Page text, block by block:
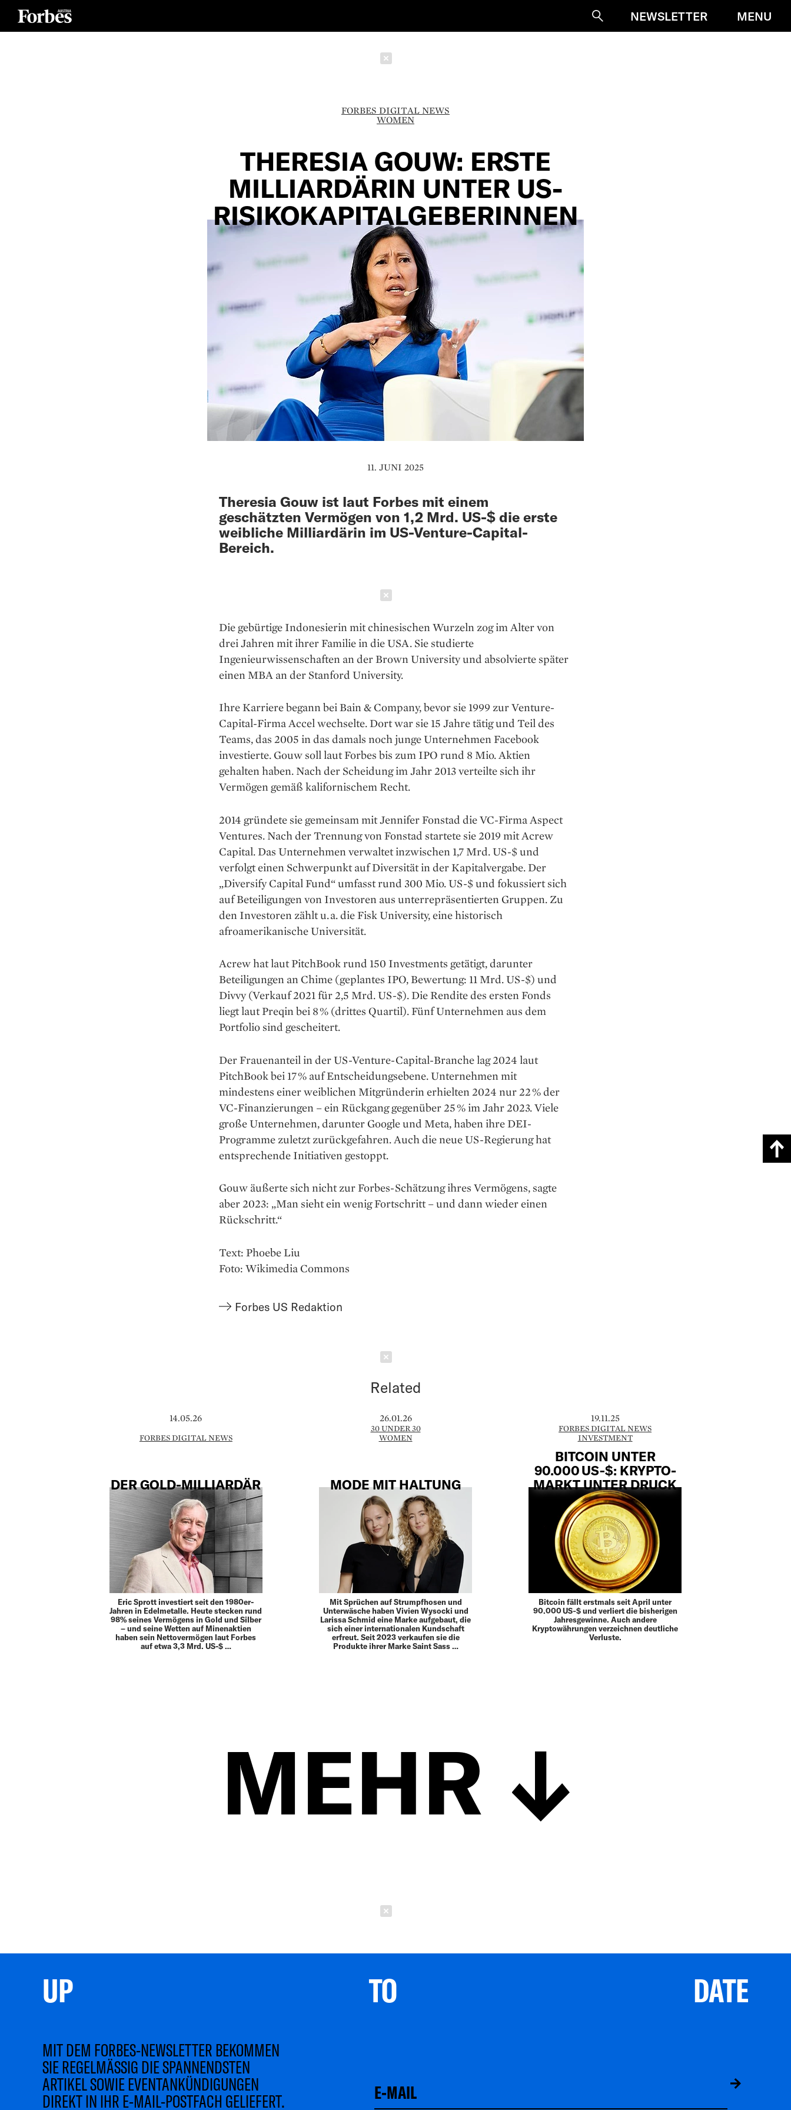
SucheNEWSLETTER MENU
FORBES DIGITAL NEWS
WOMEN
THERESIA GOUW: ERSTE
MILLIARDÄRIN UNTER US-
RISIKOKAPITALGEBERINNEN
11. JUNI 2025
Theresia Gouw ist laut Forbes mit einem
geschätzten Vermögen von 1,2 Mrd. US-$ die erste
weibliche Milliardärin im US-Venture-Capital-
Bereich.
Die gebürtige Indonesierin mit chinesischen Wurzeln zog im Alter von
drei Jahren mit ihrer Familie in die USA. Sie studierte
Ingenieurwissenschaften an der Brown University und absolvierte später
einen MBA an der Stanford University.
Ihre Karriere begann bei Bain & Company, bevor sie 1999 zur Venture-
Capital-Firma Accel wechselte. Dort war sie 15 Jahre tätig und Teil des
Teams, das 2005 in das damals noch junge Unternehmen Facebook
investierte. Gouw soll laut Forbes bis zum IPO rund 8 Mio. Aktien
gehalten haben. Nach der Scheidung im Jahr 2013 verteilte sich ihr
Vermögen gemäß kalifornischem Recht.
2014 gründete sie gemeinsam mit Jennifer Fonstad die VC-Firma Aspect
Ventures. Nach der Trennung von Fonstad startete sie 2019 mit Acrew
Capital. Das Unternehmen verwaltet inzwischen 1,7 Mrd. US-$ und
verfolgt einen Schwerpunkt auf Diversität in der Kapitalvergabe. Der
„Diversify Capital Fund“ umfasst rund 300 Mio. US-$ und fokussiert sich
auf Beteiligungen von Investoren aus unterrepräsentierten Gruppen. Zu
den Investoren zählt u. a. die Fisk University, eine historisch
afroamerikanische Universität.
Acrew hat laut PitchBook rund 150 Investments getätigt, darunter
Beteiligungen an Chime (geplantes IPO, Bewertung: 11 Mrd. US-$) und
Divvy (Verkauf 2021 für 2,5 Mrd. US-$). Die Rendite des ersten Fonds
liegt laut Preqin bei 8 % (drittes Quartil). Fünf Unternehmen aus dem
Portfolio sind gescheitert.
Der Frauenanteil in der US-Venture-Capital-Branche lag 2024 laut
PitchBook bei 17 % auf Entscheidungsebene. Unternehmen mit
mindestens einer weiblichen Mitgründerin erhielten 2024 nur 22 % der
VC-Finanzierungen – ein Rückgang gegenüber 25 % im Jahr 2023. Viele
große Unternehmen, darunter Google und Meta, haben ihre DEI-
Programme zuletzt zurückgefahren. Auch die neue US-Regierung hat
entsprechende Initiativen gestoppt.
Gouw äußerte sich nicht zur Forbes-Schätzung ihres Vermögens, sagte
aber 2023: „Man sieht ein wenig Fortschritt – und dann wieder einen
Rückschritt.“
Text: Phoebe Liu
Foto: Wikimedia Commons
Forbes US Redaktion
Related
14.05.26
FORBES DIGITAL NEWS
DER GOLD-MILLIARDÄR
Eric Sprott investiert seit den 1980er-
Jahren in Edelmetalle. Heute stecken rund
98% seines Vermögens in Gold und Silber
– und seine Wetten auf Minenaktien
haben sein Nettovermögen laut Forbes
auf etwa 3,3 Mrd. US-$ …
26.01.26
30 UNDER 30
WOMEN
MODE MIT HALTUNG
Mit Sprüchen auf Strumpfhosen und
Unterwäsche haben Vivien Wysocki und
Larissa Schmid eine Marke aufgebaut, die
sich einer internationalen Kundschaft
erfreut. Seit 2023 verkaufen sie die
Produkte ihrer Marke Saint Sass …
19.11.25
FORBES DIGITAL NEWS
INVESTMENT
BITCOIN UNTER
90.000 US‑$: KRYPTO-
MARKT UNTER DRUCK
Bitcoin fällt erstmals seit April unter
90.000 US‑$ und verliert die bisherigen
Jahresgewinne. Auch andere
Kryptowährungen verzeichnen deutliche
Verluste.
MEHR
UP TO DATE
MIT DEM FORBES-NEWSLETTER BEKOMMEN
SIE REGELMÄSSIG DIE SPANNENDSTEN
ARTIKEL SOWIE EVENTANKÜNDIGUNGEN
DIREKT IN IHR E-MAIL-POSTFACH GELIEFERT.